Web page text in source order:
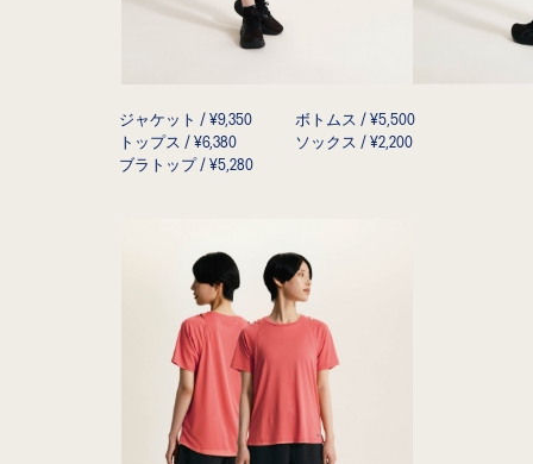
ジャケット / ¥9,350
トップス / ¥6,380
ブラトップ / ¥5,280
ボトムス / ¥5,500
ソックス / ¥2,200